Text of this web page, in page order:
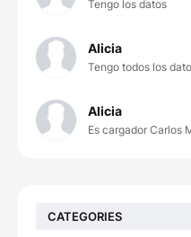
Tengo los datos
Alicia
Tengo todos los
Alicia
Es cargador Carlos
CATEGORIES